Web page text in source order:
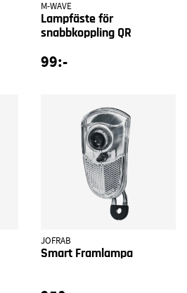
M-WAVE
Lampfäste för
snabbkoppling QR
99:-
JOFRAB
Smart Framlampa